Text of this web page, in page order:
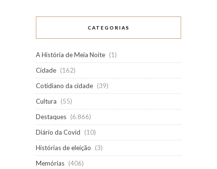
CATEGORIAS
A História de Meia Noite (1)
Cidade (162)
Cotidiano da cidade (39)
Cultura
(55)
Destaques (6.866)
Diário da Covid
(10)
Histórias de eleição
(3)
Memórias (406)